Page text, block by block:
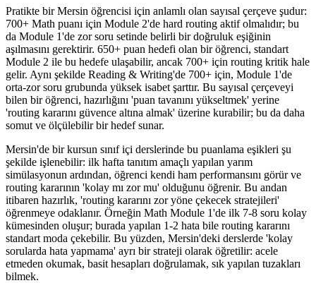
Pratikte bir Mersin öğrencisi için anlamlı olan sayısal çerçeve şudur:
700+ Math puanı için Module 2'de hard routing aktif olmalıdır; bu
da Module 1'de zor soru setinde belirli bir doğruluk eşiğinin
aşılmasını gerektirir. 650+ puan hedefi olan bir öğrenci, standart
Module 2 ile bu hedefe ulaşabilir, ancak 700+ için routing kritik hale
gelir. Aynı şekilde Reading & Writing'de 700+ için, Module 1'de
orta-zor soru grubunda yüksek isabet şarttır. Bu sayısal çerçeveyi
bilen bir öğrenci, hazırlığını 'puan tavanını yükseltmek' yerine
'routing kararını güvence altına almak' üzerine kurabilir; bu da daha
somut ve ölçülebilir bir hedef sunar.
Mersin'de bir kursun sınıf içi derslerinde bu puanlama eşikleri şu
şekilde işlenebilir: ilk hafta tanıtım amaçlı yapılan yarım
simülasyonun ardından, öğrenci kendi ham performansını görür ve
routing kararının 'kolay mı zor mu' olduğunu öğrenir. Bu andan
itibaren hazırlık, 'routing kararını zor yöne çekecek stratejileri'
öğrenmeye odaklanır. Örneğin Math Module 1'de ilk 7-8 soru kolay
kümesinden oluşur; burada yapılan 1-2 hata bile routing kararını
standart moda çekebilir. Bu yüzden, Mersin'deki derslerde 'kolay
sorularda hata yapmama' ayrı bir strateji olarak öğretilir: acele
etmeden okumak, basit hesapları doğrulamak, sık yapılan tuzakları
bilmek.